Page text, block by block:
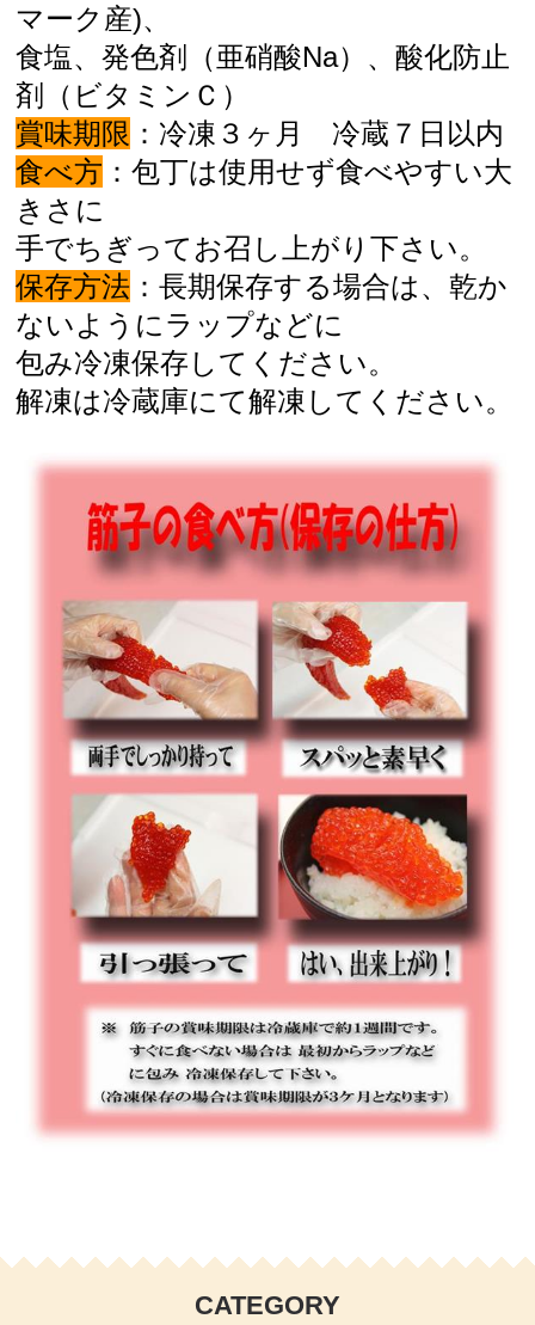
マーク産)、
食塩、発色剤（亜硝酸Na）、酸化防止
剤（ビタミンＣ）
賞味期限 ：冷凍３ヶ月 冷蔵７日以内
食べ方 ：包丁は使用せず食べやすい大
きさに
手でちぎって お召し上がり下さい。
保存方法 ：長期保存する場合は、乾か
ないようにラップなどに
包み冷凍保存してください。
解凍は冷蔵庫にて解凍してください。
CATEGORY